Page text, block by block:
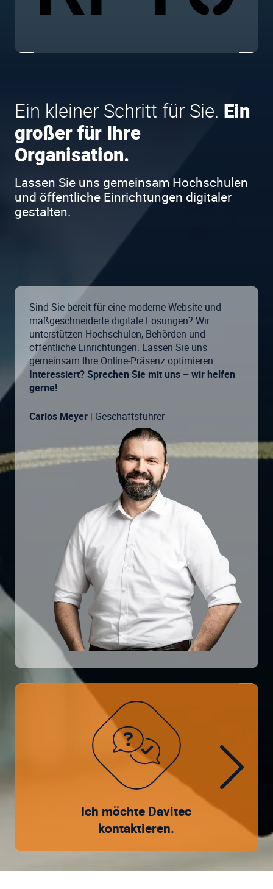
Ein kleiner Schritt für Sie. Ein
großer für Ihre
Organisation.
Lassen Sie uns gemeinsam Hochschulen
und öffentliche Einrichtungen digitaler
gestalten.
Sind Sie bereit für eine moderne Website und
maßgeschneiderte digitale Lösungen? Wir
unterstützen Hochschulen, Behörden und
öffentliche Einrichtungen. Lassen Sie uns
gemeinsam Ihre Online-Präsenz optimieren.
Interessiert? Sprechen Sie mit uns – wir helfen
gerne!
Carlos Meyer | Geschäftsführer
Ich möchte Davitec
kontaktieren.